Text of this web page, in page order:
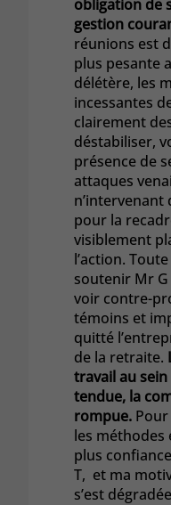
obligation de
gestion
réunions est
plus pesante
délétère, les
incessantes
clairement
déstabiliser,
présence de
attaques
n’intervenant
pour la
visiblement
l’action.
soutenir Mr
voir contre-
témoins et
quitté
de la retraite.
travail au
tendue, la
rompue.
les méthodes
plus
T, et ma
s’est